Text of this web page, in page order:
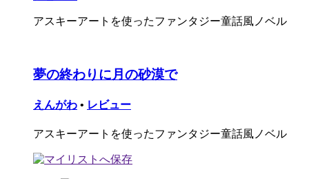
アスキーアートを使ったファンタジー童話風ノベル
夢の終わりに月の砂漠で
えんがわ • レビュー
アスキーアートを使ったファンタジー童話風ノベル